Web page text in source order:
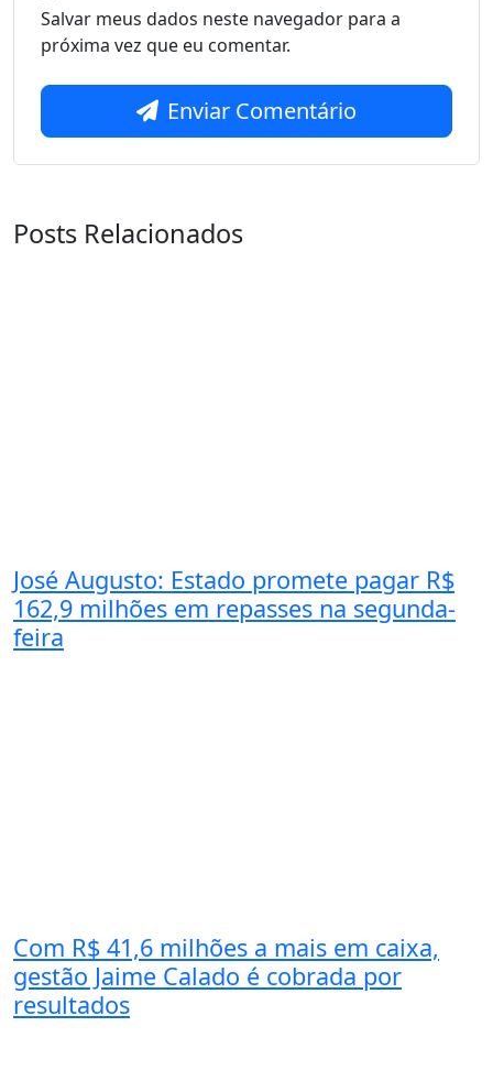
Salvar meus dados neste navegador para a
próxima vez que eu comentar.
Enviar Comentário
Posts Relacionados
José Augusto: Estado promete pagar R$
162,9 milhões em repasses na segunda-
feira
Com R$ 41,6 milhões a mais em caixa,
gestão Jaime Calado é cobrada por
resultados